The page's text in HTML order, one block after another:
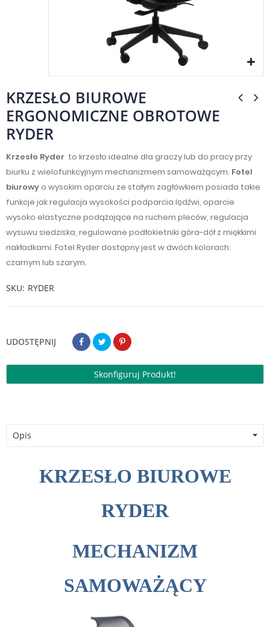
KRZESŁO BIUROWE
ERGONOMICZNE OBROTOWE
RYDER
Krzesło Ryder to krzesło idealne dla graczy lub do pracy przy
biurku z wielofunkcyjnym mechanizmem samoważącym. Fotel
biurowy o wysokim oparciu ze stałym zagłówkiem posiada takie
funkcje jak regulacja wysokości podparcia lędźwi, oparcie
wysoko elastyczne podążające na ruchem pleców, regulacja
wysuwu siedziska, regulowane podłokietniki góra-dół z miękkimi
nakładkami. Fotel Ryder dostępny jest w dwóch kolorach:
czarnym lub szarym.
SKU RYDER
UDOSTĘPNIJ
Skonfiguruj Produkt!
Opis
KRZESŁO BIUROWE
RYDER
MECHANIZM
SAMOWAŻĄCY